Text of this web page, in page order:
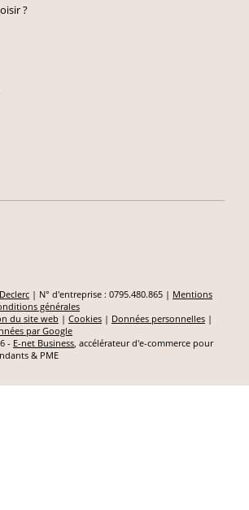
?
| N° d'entreprise : 0795.480.865 | Mentions
générales
du site web | Cookies | Données personnelles |
par Google
- E-net Business , accélérateur d'e-commerce pour
& PME